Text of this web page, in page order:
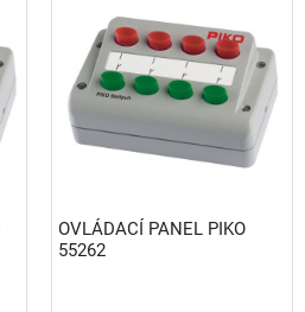
OVLÁDACÍ PANEL PIKO
55262